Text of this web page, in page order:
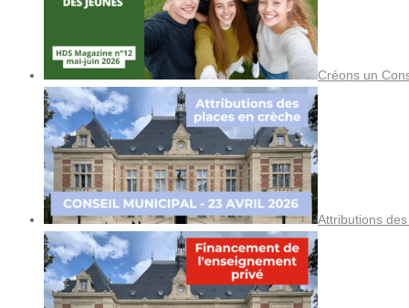
Créons un
Attributions